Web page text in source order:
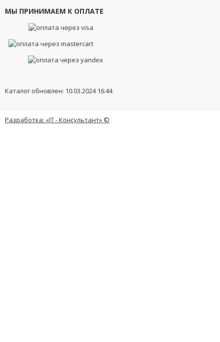
МЫ ПРИНИМАЕМ К ОПЛАТЕ
Каталог обновлен: 10.03.2024 16:44
Разработка: «IT - Консультант» ©